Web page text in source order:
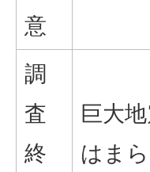
意
調
査
終
巨大
はま